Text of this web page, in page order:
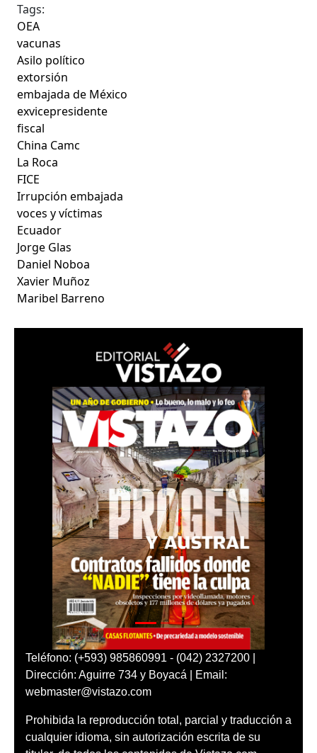
Tags:
OEA
vacunas
Asilo político
extorsión
embajada de México
exvicepresidente
fiscal
China Camc
La Roca
FICE
Irrupción embajada
voces y víctimas
Ecuador
Jorge Glas
Daniel Noboa
Xavier Muñoz
Maribel Barreno
Teléfono: (+593) 985860991 - (042) 2327200 |
Dirección: Aguirre 734 y Boyacá | Email:
webmaster@vistazo.com
Prohibida la reproducción total, parcial y traducción a
cualquier idioma, sin autorización escrita de su